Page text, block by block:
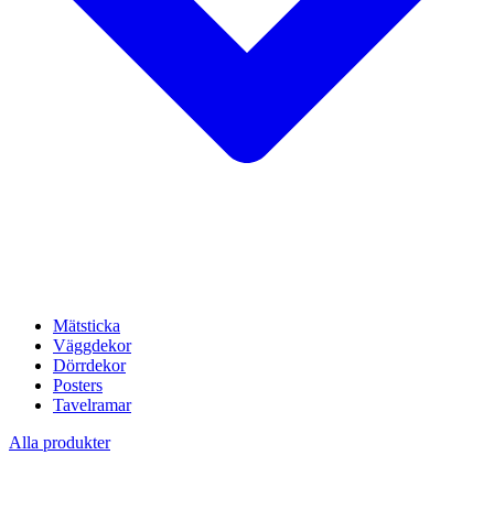
Mätsticka
Väggdekor
Dörrdekor
Posters
Tavelramar
Alla produkter